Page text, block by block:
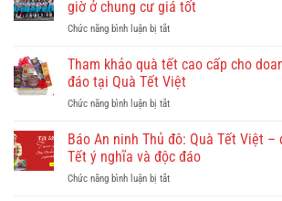
gì
đẹp?
vu
khám
phá
Quy
cùng
Dulichkhatvongviet.com
Báo
giờ ở chung cư giá tốt
Chức năng bình luận bị tắtở
việc
Hồng
Doan
–
ty
cho
giúp
Tham khảo quà tết cao cấp cho
đáo tại Quà Tết Việt
Chức năng bình luận bị tắtở
khảo
quà
tết
cao
Báo An ninh Thủ đô: Quà Tết Việt –
Tết ý nghĩa và độc đáo
Chức năng bình luận bị tắtở